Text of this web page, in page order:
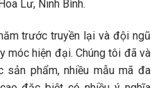
Lư, Ninh Bình.
trước truyền lại và đội ngũ
móc hiện đại. Chúng tôi đã và
sản phẩm, nhiều mẫu mã đa